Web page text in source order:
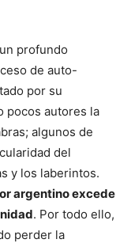
profundo
de auto-
por su
pocos autores la
algunos de
del
y los laberintos.
argentino excede
. Por todo ello,
perder la